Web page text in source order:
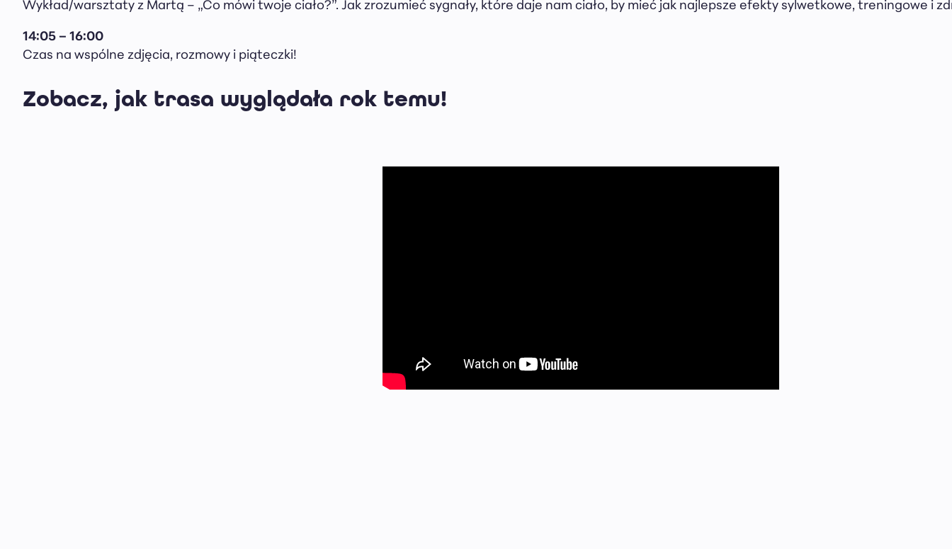
Wykład/warsztaty z Martą – „Co mówi twoje ciało?”. Jak zrozumieć sygnały, które daje nam ciało, by mieć jak najlepsze efekty sylwetkowe, treningowe i
14:05 – 16:00
Czas na wspólne zdjęcia, rozmowy i piąteczki!
Zobacz, jak trasa wyglądała rok temu!